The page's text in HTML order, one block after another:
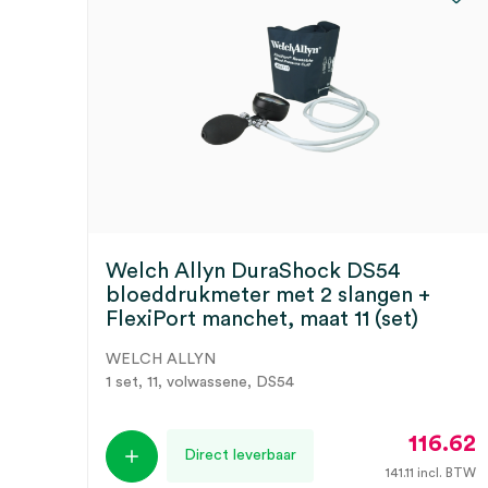
Welch Allyn DuraShock DS54
bloeddrukmeter met 2 slangen +
FlexiPort manchet, maat 11 (set)
WELCH ALLYN
1 set, 11, volwassene, DS54
Direct leverbaar 116.62
141.11 incl. BTW